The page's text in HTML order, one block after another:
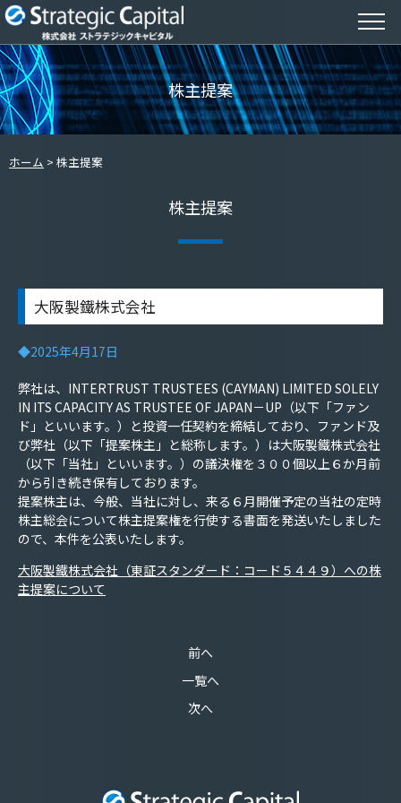
株主提案
ホーム 株主提案
株主提案
大阪製鐵株式会社
◆2025年4月17日
弊社は、 INTERTRUST TRUSTEES (CAYMAN) LIMITED SOLELY
IN ITS CAPACITY AS TRUSTEE OF JAPAN－UP （以下「ファン
ド」といいます。）と投資一任契約を締結しており、ファンド及
び弊社（以下「提案株主」と総称します。）は大阪製鐵株式会社
（以下「当社」といいます。）の議決権を３００個以上６か月前
から引き続き保有しております。
提案株主は、今般、当社に対し、来る６月開催予定の当社の定時
株主総会について株主提案権を行使する書面を発送いたしました
ので、本件を公表いたします。
大阪製鐵株式会社（東証スタンダード：コード５４４９）への株
主提案について
前へ
一覧へ
次へ